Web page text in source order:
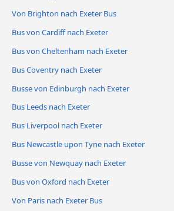
Von Brighton nach Exeter Bus
Bus von Cardiff nach Exeter
Bus von Cheltenham nach Exeter
Bus Coventry nach Exeter
Busse von Edinburgh nach Exeter
Bus Leeds nach Exeter
Bus Liverpool nach Exeter
Bus Newcastle upon Tyne nach Exeter
Busse von Newquay nach Exeter
Bus von Oxford nach Exeter
Von Paris nach Exeter Bus